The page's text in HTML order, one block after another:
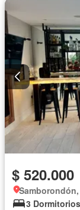
$ 520.000
3 Dormitorios